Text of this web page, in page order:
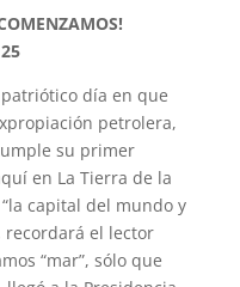
día en que
petrolera,
su primer
en La Tierra de la
capital del mundo y
el lector
“mar”, sólo que